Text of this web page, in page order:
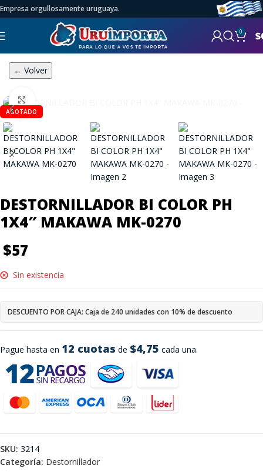
Empresa orgullosamente uruguaya.
0 $
← Volver
AGOTADO
DESTORNILLADOR BI COLOR PH
1X4″ MAKAWA MK-0270
$57
Pague hasta en 12 cuotas de $4,75 cada una.
Sin existencia
DESCUENTO POR CAJA: Caja de 240 unidades con 10% de descuento
SKU: 3214
Categoría: Destornillador